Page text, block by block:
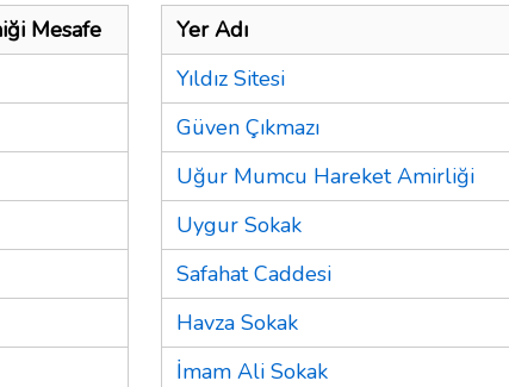
Mesafe
Yer Adı
Yıldız Sitesi
Güven Çıkmazı
Uğur Mumcu Hareket Amirliği
Uygur Sokak
Safahat Caddesi
Havza Sokak
İmam Ali Sokak